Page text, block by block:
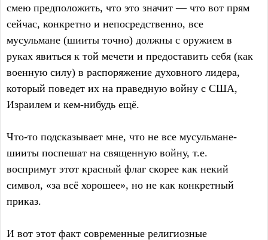
смею предположить, что это значит — что вот прям
сейчас, конкретно и непосредственно, все
мусульмане (шииты точно) должны с оружием в
руках явиться к той мечети и предоставить себя (как
военную силу) в распоряжение духовного лидера,
который поведет их на праведную войну с США,
Израилем и кем-нибудь ещё.
Что-то подсказывает мне, что не все мусульмане-
шииты поспешат на священную войну, т.е.
воспримут этот красный флаг скорее как некий
символ, «за всё хорошее», но не как конкретный
приказ.
И вот этот факт современные религиозные